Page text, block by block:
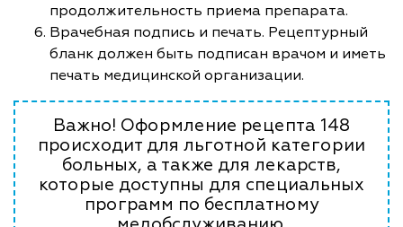
продолжительность приема препарата.
Врачебная подпись и печать. Рецептурный
бланк должен быть подписан врачом и иметь
печать медицинской организации.
Важно! Оформление рецепта 148
происходит для льготной категории
больных, а также для лекарств,
которые доступны для специальных
программ по бесплатному